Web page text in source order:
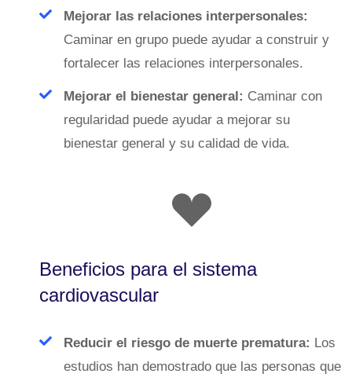
Mejorar las relaciones interpersonales:
Caminar en grupo puede ayudar a construir y
fortalecer las relaciones interpersonales.
Mejorar el bienestar general: Caminar con
regularidad puede ayudar a mejorar su
bienestar general y su calidad de vida.
Beneficios para el sistema
cardiovascular
Reducir el riesgo de muerte prematura: Los
estudios han demostrado que las personas que